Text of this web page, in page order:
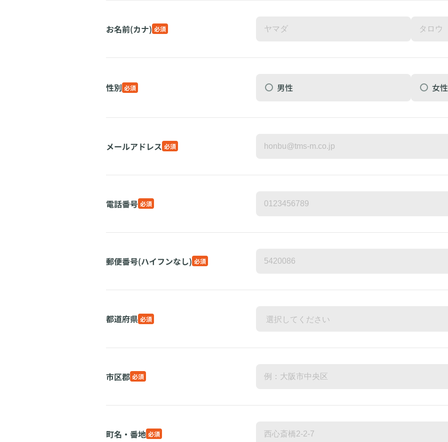
お名前(カナ) 必須
性別 必須 男性 女性
メールアドレス 必須
電話番号 必須
郵便番号(ハイフンなし) 必須
都道府県 必須
市区郡 必須
町名・番地 必須